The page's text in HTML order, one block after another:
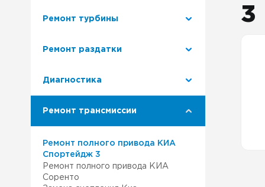
Ремонт Митсубиси
Ремонт Сузуки
Ремонт турбины
Ремонт раздатки
Диагностика
Ремонт трансмиссии
Ремонт полного привода КИА
Спортейдж 3
Ремонт полного привода КИА
Соренто
3